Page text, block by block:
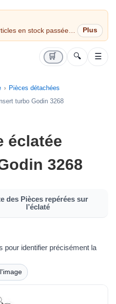
en stock passées
jour même (jours
🛒 🔍 ☰
Pièces détachées
turbo Godin 3268
éclatée
3268
des Pièces repérées sur
l’éclaté
pour identifier précisément la